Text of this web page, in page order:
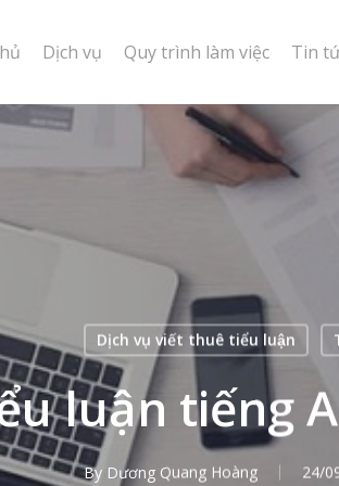
Dịch vụ Quy trình làm việc Tin
Dịch vụ viết thuê tiểu luận
luận tiếng
By Dương Quang Hoàng 24/